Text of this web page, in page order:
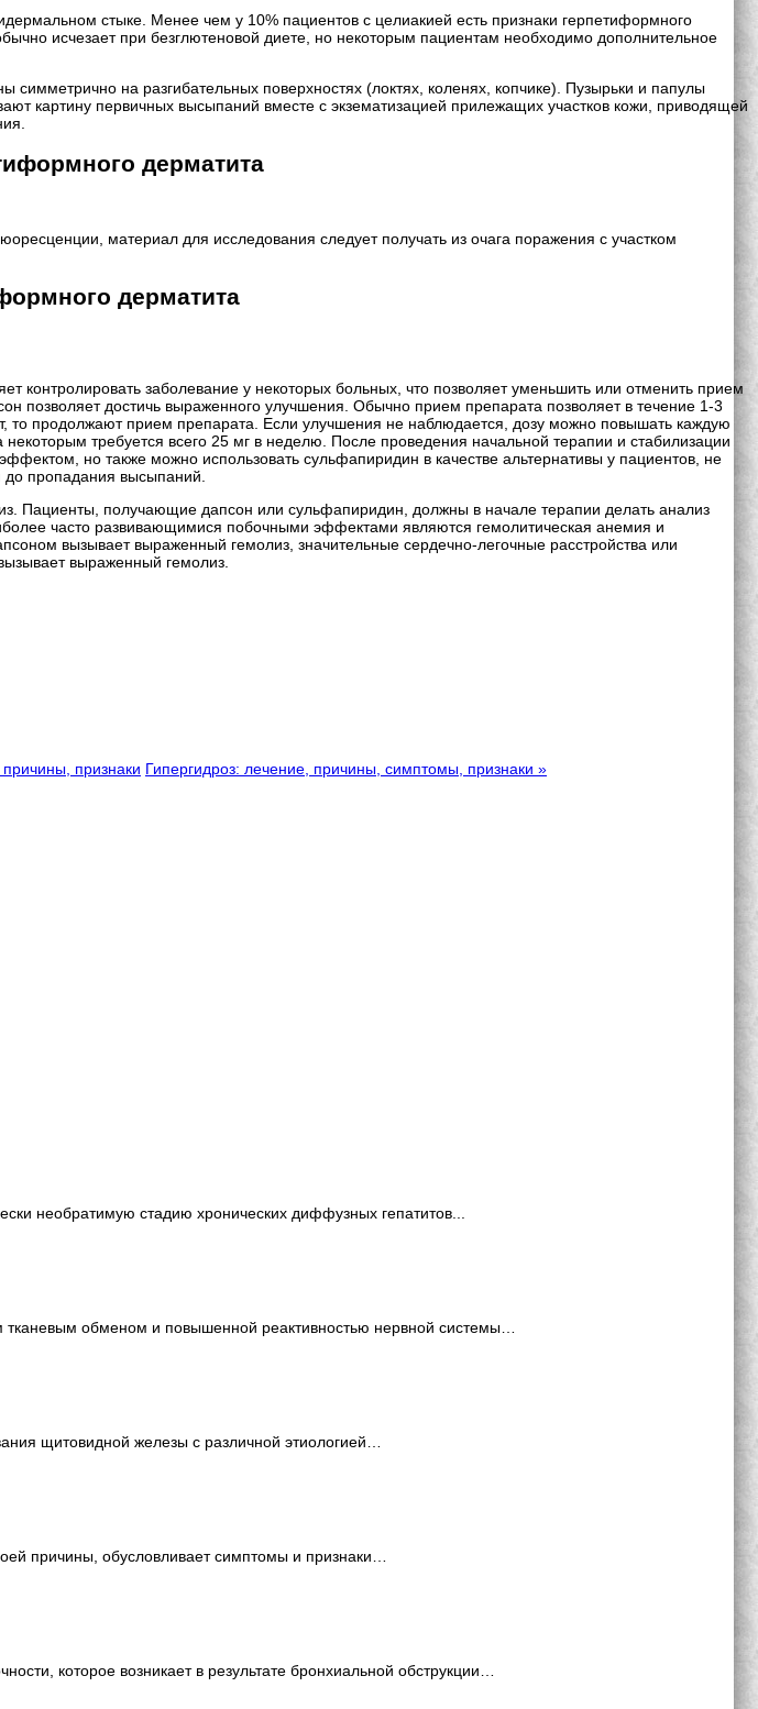
стыке. Менее чем у 10% пациентов с целиакией есть признаки герпетиформного
исчезает при безглютеновой диете, но некоторым пациентам необходимо дополнительное
на разгибательных поверхностях (локтях, коленях, копчике). Пузырьки и папулы
картину первичных высыпаний вместе с экзематизацией прилежащих участков кожи, приводящей
дерматита
материал для исследования следует получать из очага поражения с участком
дерматита
контролировать заболевание у некоторых больных, что позволяет уменьшить или отменить прием
позволяет достичь выраженного улучшения. Обычно прием препарата позволяет в течение 1-3
то продолжают прием препарата. Если улучшения не наблюдается, дозу можно повышать каждую
требуется всего 25 мг в неделю. После проведения начальной терапии и стабилизации
но также можно использовать сульфапиридин в качестве альтернативы у пациентов, не
до пропадания высыпаний.
Пациенты, получающие дапсон или сульфапиридин, должны в начале терапии делать анализ
часто развивающимися побочными эффектами являются гемолитическая анемия и
вызывает выраженный гемолиз, значительные сердечно-легочные расстройства или
выраженный гемолиз.
признаки Гипергидроз: лечение, причины, симптомы, признаки »
необратимую стадию хронических диффузных гепатитов...
тканевым обменом и повышенной реактивностью нервной системы…
щитовидной железы с различной этиологией…
причины, обусловливает симптомы и признаки…
которое возникает в результате бронхиальной обструкции…